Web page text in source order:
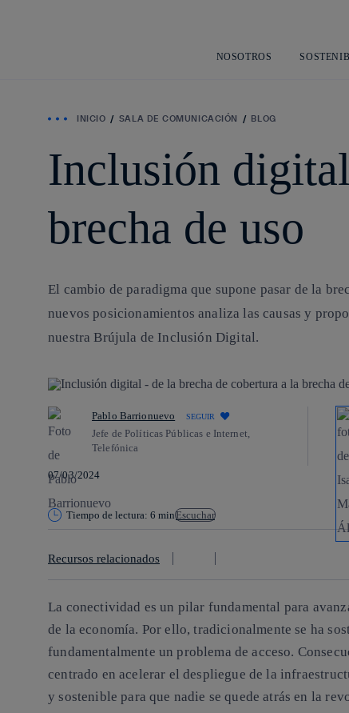
NOSOTROS
INICIO SALA DE COMUNICACIÓN BLOG
Inclusión
brecha de uso
El cambio de paradigma que supone pasar de la
nuevos posicionamientos analiza las causas y
nuestra Brújula de Inclusión Digital.
Pablo Barrionuevo SEGUIR
Jefe de Políticas Públicas e Internet,
Telefónica
07/03/2024
Tiempo de lectura: 6 minEscuchar
Recursos relacionados
La conectividad es un pilar fundamental para
de la economía. Por ello, tradicionalmente se ha
fundamentalmente un problema de acceso.
centrado en acelerar el despliegue de la
y sostenible para que nadie se quede atrás en la